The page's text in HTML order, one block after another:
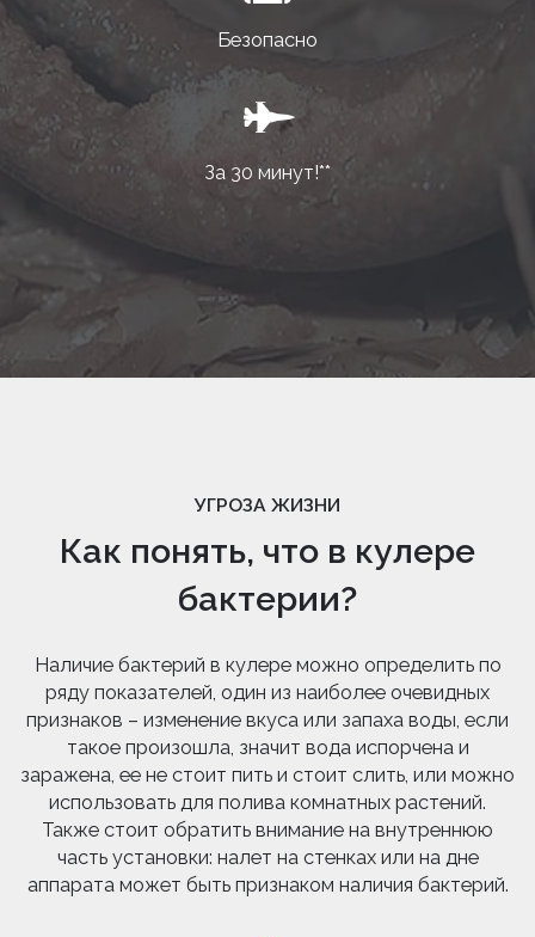
Безопасно
За 30 минут!**
УГРОЗА ЖИЗНИ
Как понять, что в кулере
бактерии?
Наличие бактерий в кулере можно определить по
ряду показателей, один из наиболее очевидных
признаков – изменение вкуса или запаха воды, если
такое произошла, значит вода испорчена и
заражена, ее не стоит пить и стоит слить, или можно
использовать для полива комнатных растений.
Также стоит обратить внимание на внутреннюю
часть установки: налет на стенках или на дне
аппарата может быть признаком наличия бактерий.